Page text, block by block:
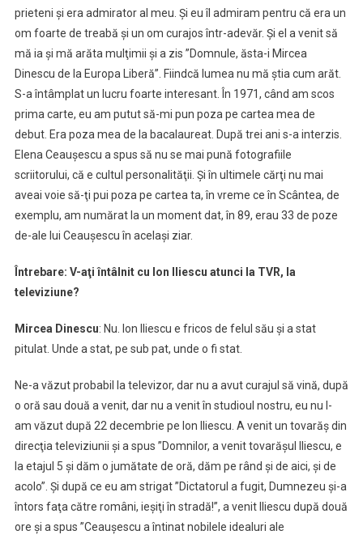
prieteni şi era admirator al meu. Şi eu îl admiram pentru că era un
om foarte de treabă şi un om curajos într-adevăr. Şi el a venit să
mă ia şi mă arăta mulţimii şi a zis ”Domnule, ăsta-i Mircea
Dinescu de la Europa Liberă”. Fiindcă lumea nu mă ştia cum arăt.
S-a întâmplat un lucru foarte interesant. În 1971, când am scos
prima carte, eu am putut să-mi pun poza pe cartea mea de
debut. Era poza mea de la bacalaureat. După trei ani s-a interzis.
Elena Ceauşescu a spus să nu se mai pună fotografiile
scriitorului, că e cultul personalităţii. Şi în ultimele cărţi nu mai
aveai voie să-ţi pui poza pe cartea ta, în vreme ce în Scântea, de
exemplu, am numărat la un moment dat, în 89, erau 33 de poze
de-ale lui Ceauşescu în acelaşi ziar.
Întrebare: V-aţi întâlnit cu Ion Iliescu atunci la TVR, la
televiziune?
Mircea Dinescu: Nu. Ion Iliescu e fricos de felul său şi a stat
pitulat. Unde a stat, pe sub pat, unde o fi stat.
Ne-a văzut probabil la televizor, dar nu a avut curajul să vină, după
o oră sau două a venit, dar nu a venit în studioul nostru, eu nu l-
am văzut după 22 decembrie pe Ion Iliescu. A venit un tovarăş din
direcţia televiziunii şi a spus ”Domnilor, a venit tovarăşul Iliescu, e
la etajul 5 şi dăm o jumătate de oră, dăm pe rând şi de aici, şi de
acolo”. Şi după ce eu am strigat ”Dictatorul a fugit, Dumnezeu şi-a
întors faţa către români, ieşiţi în stradă!”, a venit Iliescu după două
ore şi a spus ”Ceauşescu a întinat nobilele idealuri ale